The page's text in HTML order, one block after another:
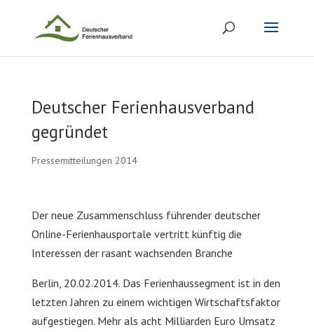
Deutscher Ferienhausverband
gegründet
Pressemitteilungen 2014
Der neue Zusammenschluss führender deutscher
Online-Ferienhausportale vertritt künftig die
Interessen der rasant wachsenden Branche
Berlin, 20.02.2014. Das Ferienhaussegment ist in den
letzten Jahren zu einem wichtigen Wirtschaftsfaktor
aufgestiegen. Mehr als acht Milliarden Euro Umsatz